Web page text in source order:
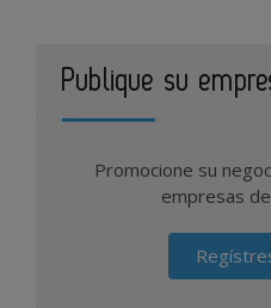
Publique su
Promocione su
empresas